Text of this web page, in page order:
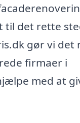
til det rette
gør vi det
firmaer i
med at